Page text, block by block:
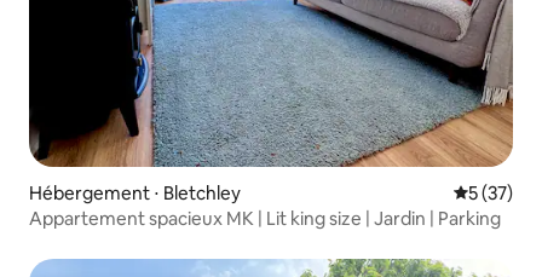
Hébergement ⋅ Bletchley
5 (37)
Appartement spacieux MK | Lit king size | Jardin | Parking